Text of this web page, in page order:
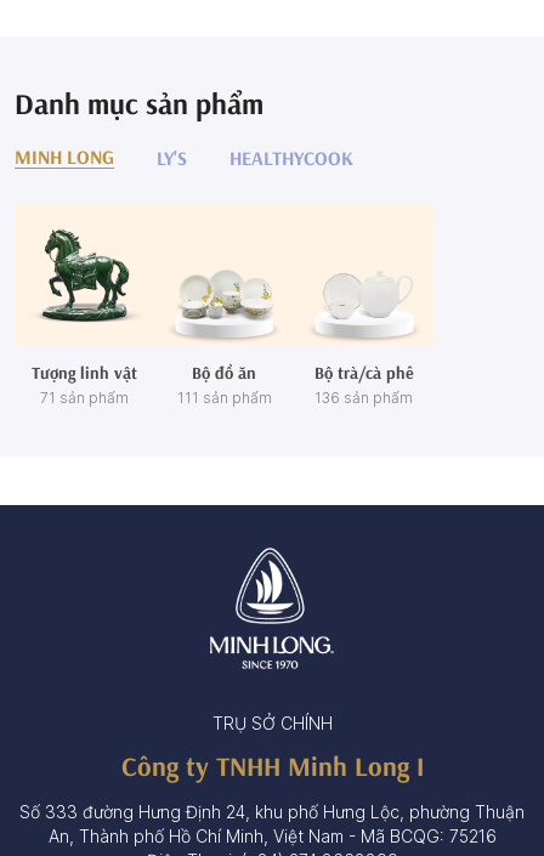
Danh mục sản phẩm
MINH LONG LY'S HEALTHYCOOK
Tượng linh vật
71 sản phẩm
Bộ đồ ăn
111 sản phẩm
Bộ trà/cà phê
136 sản phẩm
TRỤ SỞ CHÍNH
Công ty TNHH Minh Long I
Số 333 đường Hưng Định 24, khu phố Hưng Lộc, phường Thuận
An, Thành phố Hồ Chí Minh, Việt Nam - Mã BCQG: 75216